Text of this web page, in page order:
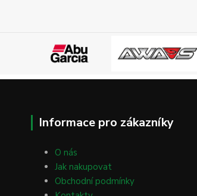
Informace pro zákazníky
O nás
Jak nakupovat
Obchodní podmínky